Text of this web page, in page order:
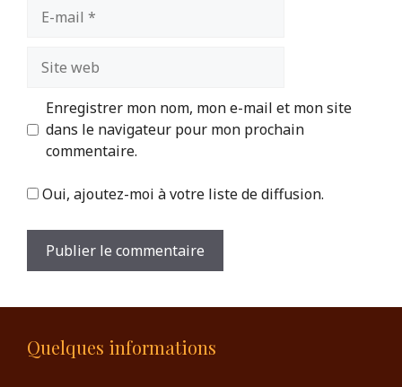
mail
web
Enregistrer mon nom, mon e-mail et mon site
dans le navigateur pour mon prochain
commentaire.
Oui, ajoutez-moi à votre liste de diffusion.
Quelques informations